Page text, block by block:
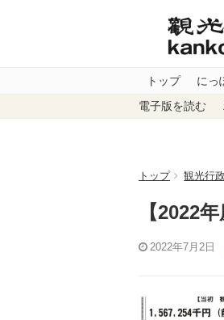
トップ にっ
電子版を読む
トップ 観光行
【2022
2022年7月2日